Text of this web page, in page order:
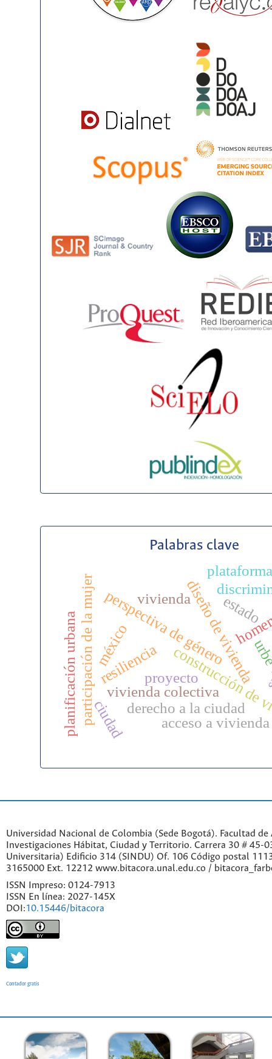
Palabras clave
construcción
diseño de vivienda
perspectiva de género
participación de la mujer vivienda colectiva
proyecto
derecho a la ciudad
planificación urbana resiliencia
acceso a vivienda
méxico
estado
vivienda
ciudad
Universidad Nacional de Colombia (Sede Bogotá). Facultad
Investigaciones Hábitat, Ciudad y Territorio. Carrera 30 # 45-
Universitaria) Edificio 314 (SINDU) Of. 106 Código postal
3165000 Ext. 12212 www.bitacora.unal.edu.co /
ISSN Impreso: 0124-7913
ISSN En línea: 2027-145X
DOI:10.15446/bitacora
Contador gratis